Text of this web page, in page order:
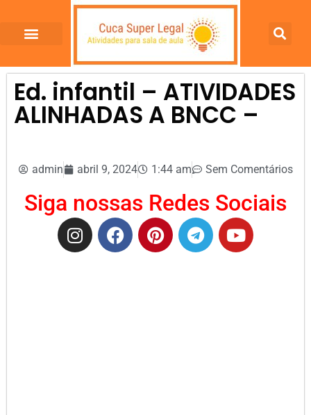
Ed. infantil – ATIVIDADES
ALINHADAS A BNCC –
admin abril 9, 2024 1:44 am Sem Comentários
Siga nossas Redes Sociais